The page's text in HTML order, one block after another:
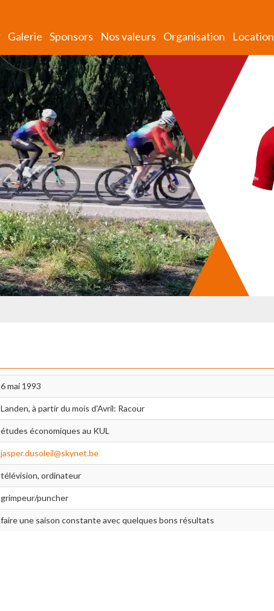
Galerie Sponsors Nos valeurs Organisation Location
6 mai 1993
Landen, à partir du mois d'Avril: Racour
études économiques au KUL
jasper.dusoleil@skynet.be
télévision, ordinateur
grimpeur/puncher
faire une saison constante avec quelques bons résultats